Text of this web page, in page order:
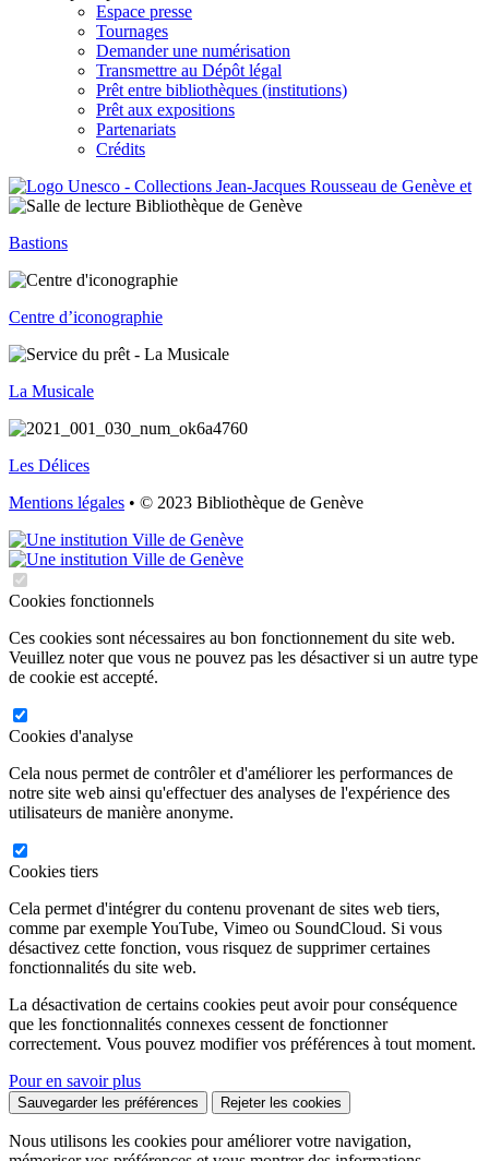
Espace presse
Tournages
Demander une numérisation
Transmettre au Dépôt légal
Prêt entre bibliothèques (institutions)
Prêt aux expositions
Partenariats
Crédits
Bastions
Centre d’iconographie
La Musicale
Les Délices
Mentions légales • © 2023 Bibliothèque de Genève
Cookies fonctionnels
Ces cookies sont nécessaires au bon fonctionnement du site web.
Veuillez noter que vous ne pouvez pas les désactiver si un autre type
de cookie est accepté.
Cookies d'analyse
Cela nous permet de contrôler et d'améliorer les performances de
notre site web ainsi qu'effectuer des analyses de l'expérience des
utilisateurs de manière anonyme.
Cookies tiers
Cela permet d'intégrer du contenu provenant de sites web tiers,
comme par exemple YouTube, Vimeo ou SoundCloud. Si vous
désactivez cette fonction, vous risquez de supprimer certaines
fonctionnalités du site web.
La désactivation de certains cookies peut avoir pour conséquence
que les fonctionnalités connexes cessent de fonctionner
correctement. Vous pouvez modifier vos préférences à tout moment.
Pour en savoir plus
Sauvegarder les préférences Rejeter les cookies
Nous utilisons les cookies pour améliorer votre navigation,